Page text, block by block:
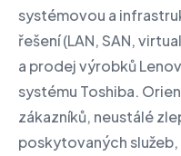
systémovou a
řešení (LAN, SAN,
a prodej výrobků
systému Toshiba.
zákazníků, neustálé
poskytovaných